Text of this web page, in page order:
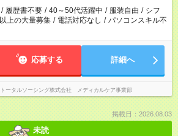
/ 履歴書不要 / 40～50代活躍中 / 服装自由 / シフ
上の大量募集 / 電話対応なし / パソコンスキル不
応募する 詳細へ
トータルソーシング株式会社 メディカルケア事業部
掲載日：2026.08.03
未読